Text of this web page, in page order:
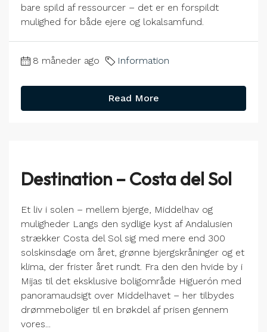
bare spild af ressourcer – det er en forspildt
mulighed for både ejere og lokalsamfund.
8 måneder ago Information
Read More
Destination – Costa del Sol
Et liv i solen – mellem bjerge, Middelhav og
muligheder Langs den sydlige kyst af Andalusien
strækker Costa del Sol sig med mere end 300
solskinsdage om året, grønne bjergskråninger og et
klima, der frister året rundt. Fra den den hvide by i
Mijas til det eksklusive boligområde Higuerón med
panoramaudsigt over Middelhavet – her tilbydes
drømmeboliger til en brøkdel af prisen gennem
vores...